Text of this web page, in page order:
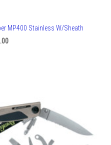
MP400 Stainless W/Sheath